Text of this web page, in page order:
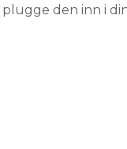
den inn i